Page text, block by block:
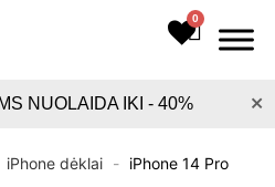
0 Cart
NUOLAIDA IKI - 40% ×
iPhone dėklai - iPhone 14 Pro